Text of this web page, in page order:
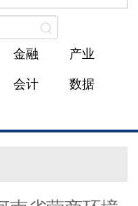
金融 产业
会计 数据